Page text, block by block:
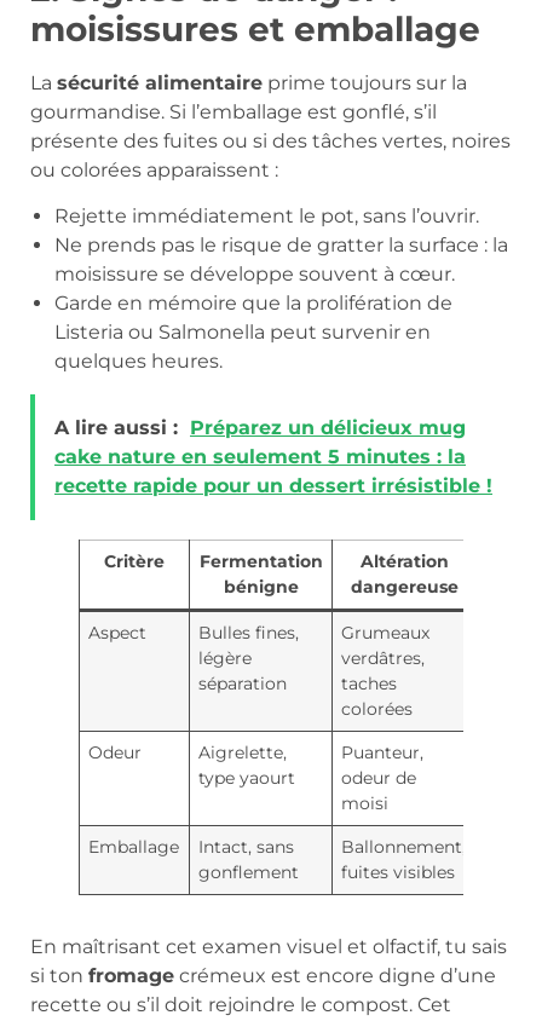
moisissures et emballage
La sécurité alimentaire prime toujours sur la
gourmandise. Si l’emballage est gonflé, s’il
présente des fuites ou si des tâches vertes, noires
ou colorées apparaissent :
Rejette immédiatement le pot, sans l’ouvrir.
Ne prends pas le risque de gratter la surface : la
moisissure se développe souvent à cœur.
Garde en mémoire que la prolifération de
Listeria ou Salmonella peut survenir en
quelques heures.
A lire aussi : Préparez un délicieux mug
cake nature en seulement 5 minutes : la
recette rapide pour un dessert irrésistible !
Critère
Fermentation
bénigne
Altération
dangereuse
Aspect
Bulles fines,
légère
séparation
Grumeaux
verdâtres,
taches
colorées
Odeur
Aigrelette,
type yaourt
Puanteur,
odeur de
moisi
Emballage
Intact, sans
gonflement
Ballonnement,
fuites visibles
En maîtrisant cet examen visuel et olfactif, tu sais
si ton fromage crémeux est encore digne d’une
recette ou s’il doit rejoindre le compost. Cet